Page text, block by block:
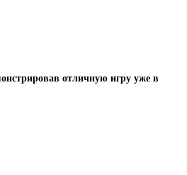
отличную игру уже в